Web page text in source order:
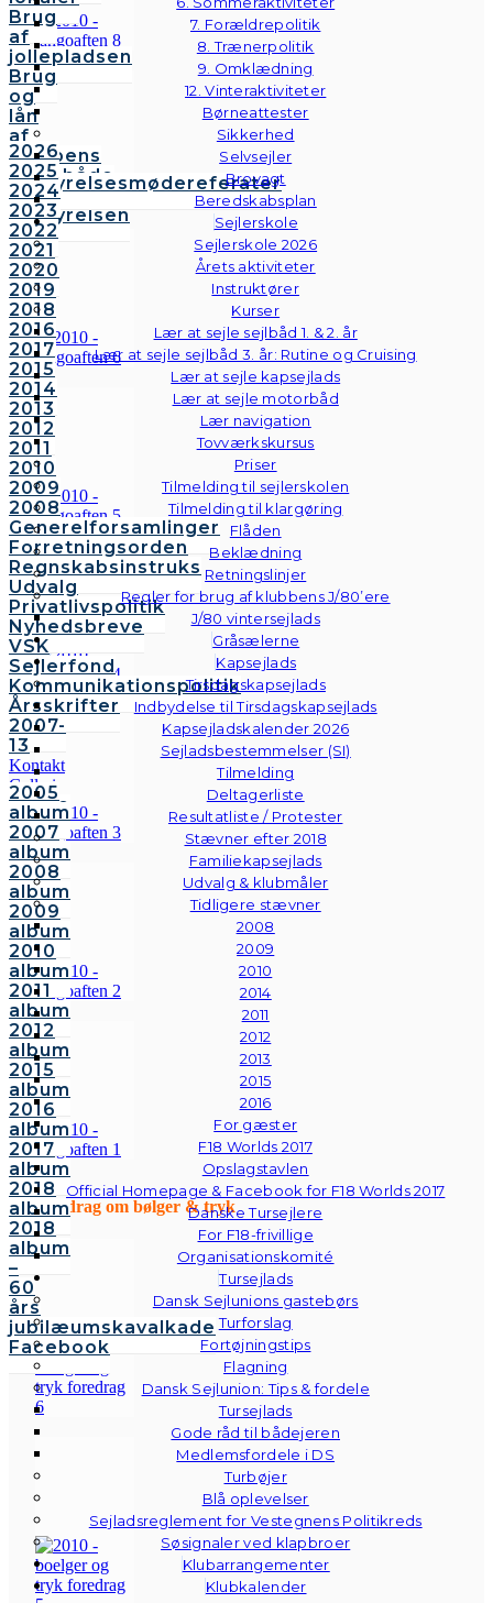
7. Forældrepolitik
8. Trænerpolitik
9. Omklædning
12. Vinteraktiviteter
Børneattester
Sikkerhed
Selvsejler
Brovagt
Beredskabsplan
Sejlerskole
Sejlerskole 2026
Årets aktiviteter
Instruktører
Kurser
Lær at sejle sejlbåd 1. & 2. år
Lær at sejle sejlbåd 3. år: Rutine og Cruising
Lær at sejle kapsejlads
Lær at sejle motorbåd
Lær navigation
Tovværkskursus
Priser
Tilmelding til sejlerskolen
Tilmelding til klargøring
Flåden
Beklædning
Retningslinjer
Regler for brug af klubbens J/80’ere
J/80 vintersejlads
Gråsælerne
Kapsejlads
Tirsdagskapsejlads
Indbydelse til Tirsdagskapsejlads
Kapsejladskalender 2026
Sejladsbestemmelser (SI)
Tilmelding
Deltagerliste
Resultatliste / Protester
Stævner efter 2018
Familiekapsejlads
Udvalg & klubmåler
Tidligere stævner
2008
2009
2010
2014
2011
2012
2013
2015
2016
For gæster
F18 Worlds 2017
Opslagstavlen
Official Homepage & Facebook for F18 Worlds 2017
Danske Tursejlere
For F18-frivillige
Organisationskomité
Tursejlads
Dansk Sejlunions gastebørs
Turforslag
Fortøjningstips
Flagning
Dansk Sejlunion: Tips & fordele
Tursejlads
Gode råd til bådejeren
Medlemsfordele i DS
Turbøjer
Blå oplevelser
Sejladsreglement for Vestegnens Politikreds
Søsignaler ved klapbroer
Klubarrangementer
Klubkalender
Brug
af
jollepladsen
Brug
og
lån
af
klubbens
følgebåde
Vedtægter
Bestyrelsen
Bestyrelsesmødereferater
2026
2025
2024
2023
2022
2021
2020
2019
2018
2016
2017
2015
2014
2013
2012
2011
2010
2009
2008
Generelforsamlinger
Forretningsorden
Regnskabsinstruks
Udvalg
Privatlivspolitik
Nyhedsbreve
VSK
Sejlerfond
Kommunikationspolitik
Årsskrifter
2007-
13
Kontakt
Galleri
Andre
fotos
2005
album
2007
album
2008
album
2009
album
2010
album
2011
album
2012
album
2015
album
2016
album
2017
album
2018
album
2018
album
–
60
års
jubilæumskavalkade
Facebook
Foredrag om bølger & tryk